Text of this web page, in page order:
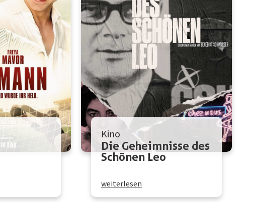
Kino
Die Geheimnisse des
Schönen Leo
weiterlesen